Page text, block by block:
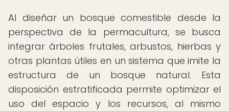
Al diseñar un bosque comestible desde la
perspectiva de la permacultura, se busca
integrar árboles frutales, arbustos, hierbas y
otras plantas útiles en un sistema que imite la
estructura de un bosque natural. Esta
disposición estratificada permite optimizar el
uso del espacio y los recursos, al mismo